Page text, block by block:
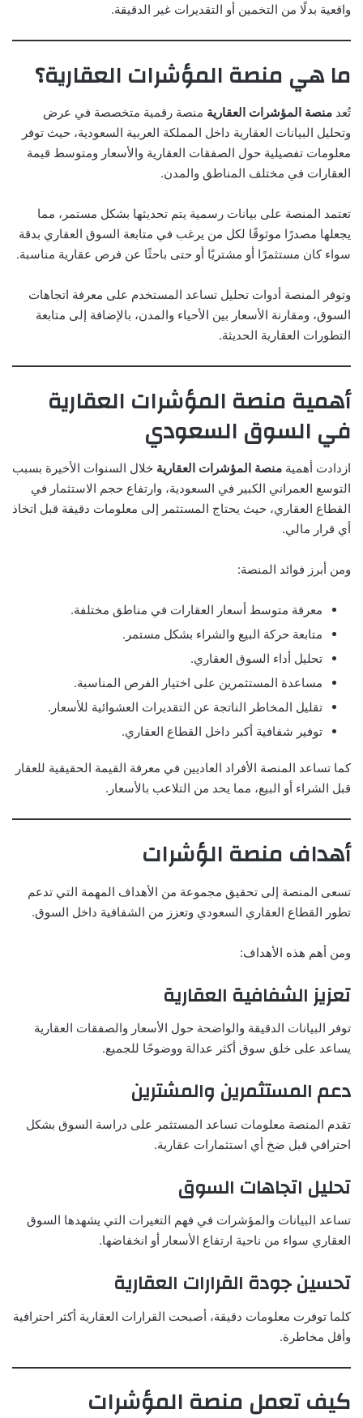
واقعية بدلًا من التخمين أو التقديرات غير الدقيقة.
ما هي منصة المؤشرات العقارية؟
تُعد منصة المؤشرات العقارية منصة رقمية متخصصة في عرض
وتحليل البيانات العقارية داخل المملكة العربية السعودية، حيث توفر
معلومات تفصيلية حول الصفقات العقارية والأسعار ومتوسط قيمة
العقارات في مختلف المناطق والمدن.
تعتمد المنصة على بيانات رسمية يتم تحديثها بشكل مستمر، مما
يجعلها مصدرًا موثوقًا لكل من يرغب في متابعة السوق العقاري بدقة
سواء كان مستثمرًا أو مشتريًا أو حتى باحثًا عن فرص عقارية مناسبة.
وتوفر المنصة أدوات تحليل تساعد المستخدم على معرفة اتجاهات
السوق، ومقارنة الأسعار بين الأحياء والمدن، بالإضافة إلى متابعة
التطورات العقارية الحديثة.
أهمية منصة المؤشرات العقارية
في السوق السعودي
ازدادت أهمية منصة المؤشرات العقارية خلال السنوات الأخيرة بسبب
التوسع العمراني الكبير في السعودية، وارتفاع حجم الاستثمار في
القطاع العقاري، حيث يحتاج المستثمر إلى معلومات دقيقة قبل اتخاذ
أي قرار مالي.
ومن أبرز فوائد المنصة:
معرفة متوسط أسعار العقارات في مناطق مختلفة.
متابعة حركة البيع والشراء بشكل مستمر.
تحليل أداء السوق العقاري.
مساعدة المستثمرين على اختيار الفرص المناسبة.
تقليل المخاطر الناتجة عن التقديرات العشوائية للأسعار.
توفير شفافية أكبر داخل القطاع العقاري.
كما تساعد المنصة الأفراد العاديين في معرفة القيمة الحقيقية للعقار
قبل الشراء أو البيع، مما يحد من التلاعب بالأسعار.
أهداف منصة الؤشرات
تسعى المنصة إلى تحقيق مجموعة من الأهداف المهمة التي تدعم
تطور القطاع العقاري السعودي وتعزز من الشفافية داخل السوق.
ومن أهم هذه الأهداف:
تعزيز الشفافية العقارية
توفر البيانات الدقيقة والواضحة حول الأسعار والصفقات العقارية
يساعد على خلق سوق أكثر عدالة ووضوحًا للجميع.
دعم المستثمرين والمشترين
تقدم المنصة معلومات تساعد المستثمر على دراسة السوق بشكل
احترافي قبل ضخ أي استثمارات عقارية.
تحليل اتجاهات السوق
تساعد البيانات والمؤشرات في فهم التغيرات التي يشهدها السوق
العقاري سواء من ناحية ارتفاع الأسعار أو انخفاضها.
تحسين جودة القرارات العقارية
كلما توفرت معلومات دقيقة، أصبحت القرارات العقارية أكثر احترافية
وأقل مخاطرة.
كيف تعمل منصة المؤشرات